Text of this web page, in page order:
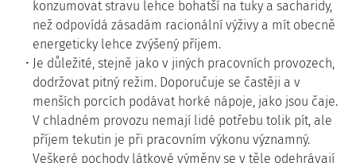
konzumovat stravu lehce bohatší na tuky a sacharidy,
než odpovídá zásadám racionální výživy a mít obecně
energeticky lehce zvýšený příjem.
Je důležité, stejně jako v jiných pracovních provozech,
dodržovat pitný režim. Doporučuje se častěji a v
menších porcích podávat horké nápoje, jako jsou čaje.
V chladném provozu nemají lidé potřebu tolik pít, ale
příjem tekutin je při pracovním výkonu významný.
Veškeré pochody látkové výměny se v těle odehrávají